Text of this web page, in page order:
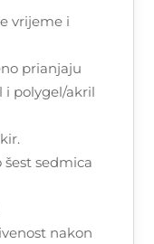
vrijeme i
prianjaju
i polygel/akril
sedmica
nakon